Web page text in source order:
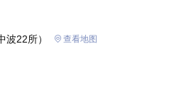
22所） 查看地图